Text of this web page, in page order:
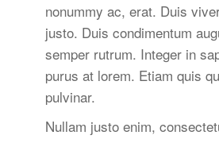
nonummy ac, erat. Duis
justo. Duis condimentum
semper rutrum. Integer in
purus at lorem. Etiam quis
pulvinar.
Nullam justo enim,